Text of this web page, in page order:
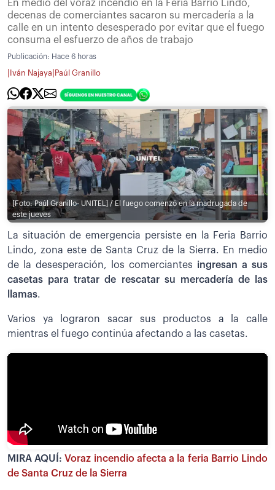
En medio del voraz incendio en la Feria Barrio Lindo,
decenas de comerciantes sacaron su mercadería a la
calle en un intento desesperado por evitar que el fuego
consuma el esfuerzo de años de trabajo
Publicación: Hace 6 horas
Iván Najaya Paúl Granillo
[Foto: Paúl Granillo- UNITEL] / El fuego comenzó en la madrugada de
este jueves
La situación de emergencia persiste en la Feria Barrio
Lindo, zona este de Santa Cruz de la Sierra. En medio
de la desesperación, los comerciantes ingresan a sus
casetas para tratar de rescatar su mercadería de las
llamas.
Varios ya lograron sacar sus productos a la calle
mientras el fuego continúa afectando a las casetas.
MIRA AQUÍ:Voraz incendio afecta a la feria Barrio Lindo
de Santa Cruz de la Sierra